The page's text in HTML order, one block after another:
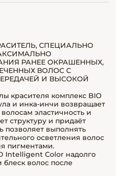
СПЕЦИАЛЬНО
РАНЕЕ ОКРАШЕННЫХ,
ВОЛОС С
И ВЫСОКОЙ
красителя комплекс BIO
и инка-инчи возвращает
эластичность и
структуру и придаёт
позволяет выполнять
осветления волос
пигментами.
Intelligent Color надолго
блеск волос после